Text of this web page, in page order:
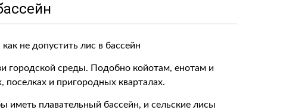
городской среды. Подобно койотам, енотам и
и пригородных кварталах.
иметь плавательный бассейн, и сельские лисы